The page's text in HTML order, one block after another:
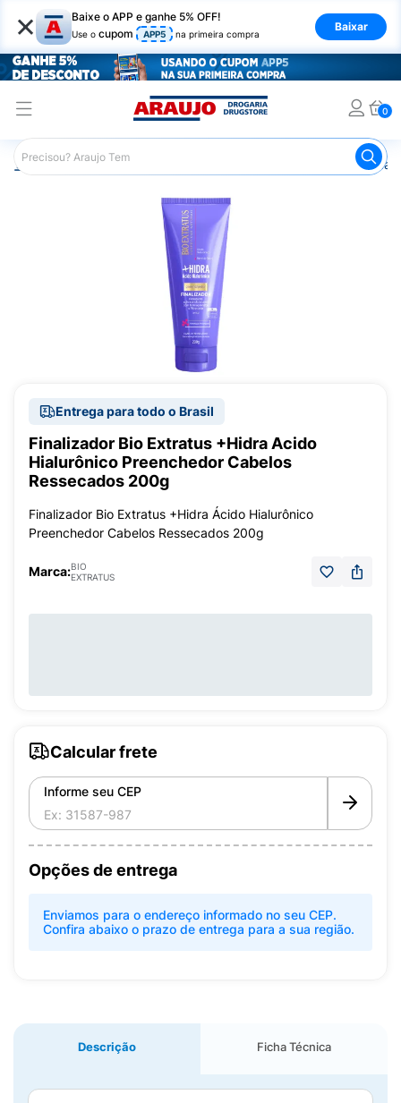
× Baixe o APP e ganhe 5% OFF!
Use o cupom APP5 na primeira compra
Baixar
0
Araujo Cabelo
Entrega para todo o Brasil
Finalizador Bio Extratus +Hidra Acido
Hialurônico Preenchedor Cabelos
Ressecados 200g
Finalizador Bio Extratus +Hidra Ácido Hialurônico
Preenchedor Cabelos Ressecados 200g
Marca:BIO
EXTRATUS
Calcular frete
Informe seu CEP
Opções de entrega
Enviamos para o endereço informado no seu CEP.
Confira abaixo o prazo de entrega para a sua região.
Descrição Ficha Técnica